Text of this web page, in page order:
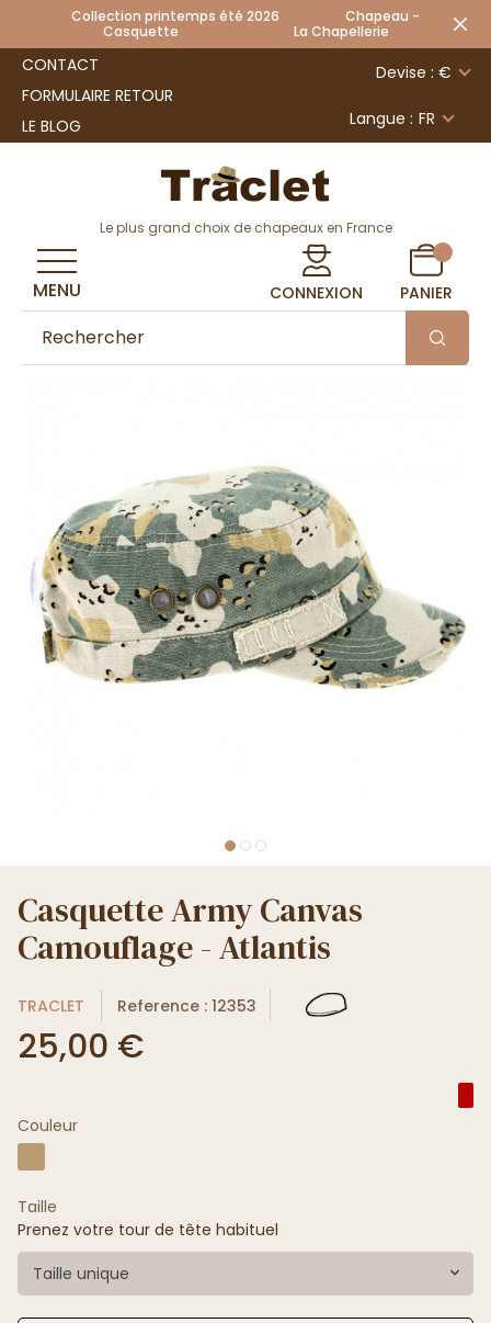
Collection printemps été 2026 Chapeau -
Casquette La Chapellerie
CONTACT
FORMULAIRE RETOUR
LE BLOG
Devise : €
Langue : FR
Le plus grand choix de chapeaux en France
CONNEXION PANIER
MENU
Casquette Army Canvas
Camouflage - Atlantis
TRACLET Reference : 12353
25,00 €
Couleur
Taille
Prenez votre tour de tête habituel
Taille unique